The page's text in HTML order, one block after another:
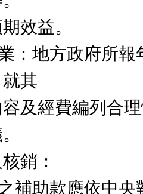
益。
地方政府所報
其
費編列合理性
銷：
助款應依中央